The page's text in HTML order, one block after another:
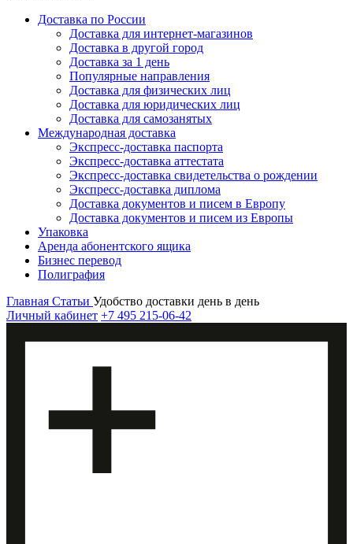
Доставка по России
Доставка для интернет-магазинов
Доставка в другой город
Доставка за 1 день
Популярные направления
Доставка для физических лиц
Доставка для юридических лиц
Доставка для самозанятых
Международная доставка
Экспресс-доставка паспорта
Экспресс-доставка аттестата
Экспресс-доставка свидетельства о рождении
Экспресс-доставка диплома
Доставка документов и писем в Европу
Доставка документов и писем из Европы
Упаковка
Аренда абонентского ящика
Бизнес перевод
Полиграфия
Главная Статьи Удобство доставки день в день
Личный кабинет +7 495 215-06-42